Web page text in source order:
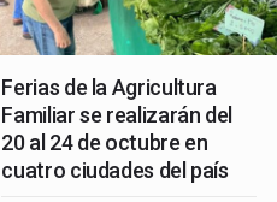
Ferias de la Agricultura
Familiar se realizarán del
20 al 24 de octubre en
cuatro ciudades del país